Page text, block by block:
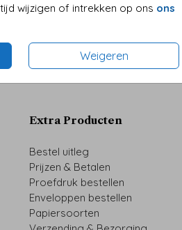
wijzigen of intrekken op ons ons
Weigeren
Prijzen
Extra Producten
Bestel uitleg
Prijzen & Betalen
Proefdruk bestellen
Enveloppen bestellen
Papiersoorten